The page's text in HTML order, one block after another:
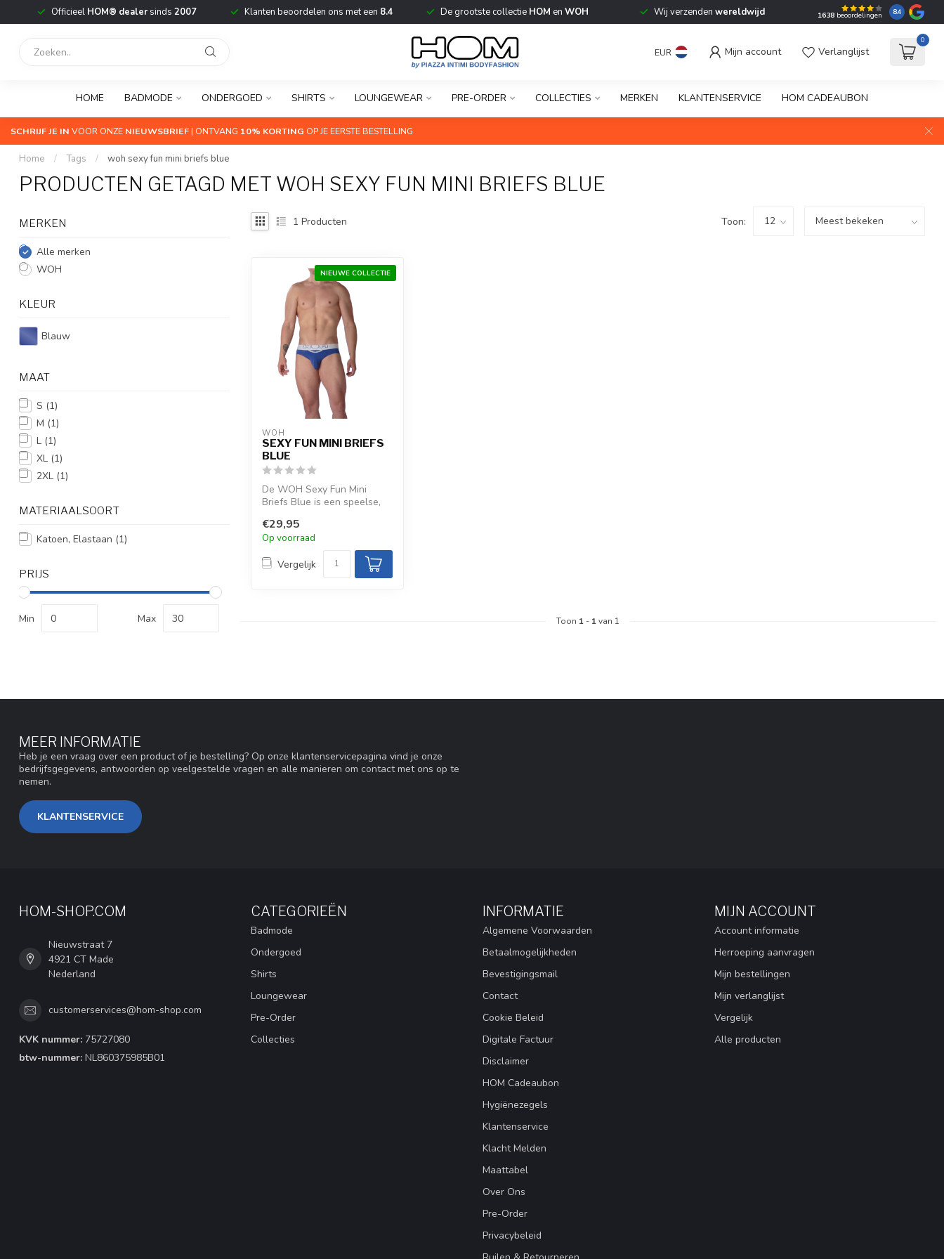
Officieel HOM® dealersinds 2007 Klanten beoordelen ons met een 8.4 De grootste collectie HOM en WOH Wij verzenden wereldwijd 1638 beoordelingen 8.4
EUR Mijn account Verlanglijst
0
HOME BADMODE ONDERGOED SHIRTS LOUNGEWEAR PRE-ORDER COLLECTIES MERKEN KLANTENSERVICE HOM CADEAUBON
SCHRIJF JE IN VOOR ONZE NIEUWSBRIEF| ONTVANG 10% KORTING OP JE EERSTE BESTELLING
Home / Tags / woh sexy fun mini briefs blue
PRODUCTEN GETAGD MET WOH SEXY FUN MINI BRIEFS BLUE
MERKEN
Alle merken
WOH
KLEUR
Blauw
MAAT
S (1)
M (1)
L (1)
XL (1)
2XL (1)
MATERIAALSOORT
Katoen, Elastaan (1)
PRIJS
Min Max
1 Producten Toon:
NIEUWE COLLECTIE
WOH
SEXY FUN MINI BRIEFS
BLUE
De WOH Sexy Fun Mini
Briefs Blue is een speelse,
katoen, ...
€29,95
Op voorraad
Vergelijk
Toon 1 - 1van 1
MEER INFORMATIE
Heb je een vraag over een product of je bestelling? Op onze klantenservicepagina vind je onze
bedrijfsgegevens, antwoorden op veelgestelde vragen en alle manieren om contact met ons op te
nemen.
KLANTENSERVICE
HOM-SHOP.COM
Nieuwstraat 7
4921 CT Made
Nederland
customerservices@hom-shop.com
KVK nummer: 75727080
btw-nummer: NL860375985B01
CATEGORIEËN
Badmode
Ondergoed
Shirts
Loungewear
Pre-Order
Collecties
INFORMATIE
Algemene Voorwaarden
Betaalmogelijkheden
Bevestigingsmail
Contact
Cookie Beleid
Digitale Factuur
Disclaimer
HOM Cadeaubon
Hygiënezegels
Klantenservice
Klacht Melden
Maattabel
Over Ons
Pre-Order
Privacybeleid
MIJN ACCOUNT
Account informatie
Herroeping aanvragen
Mijn bestellingen
Mijn verlanglijst
Vergelijk
Alle producten